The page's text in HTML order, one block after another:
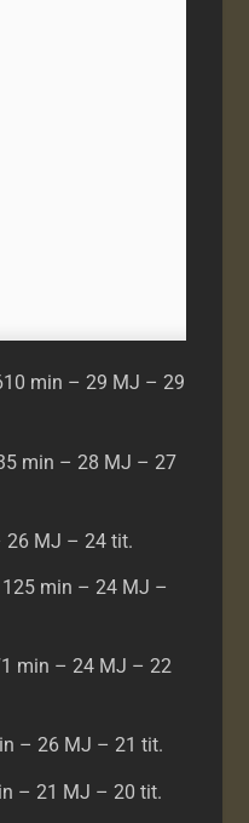
min – 29 MJ – 29
min – 28 MJ – 27
MJ – 24 tit.
min – 24 MJ –
min – 24 MJ – 22
– 26 MJ – 21 tit.
– 21 MJ – 20 tit.